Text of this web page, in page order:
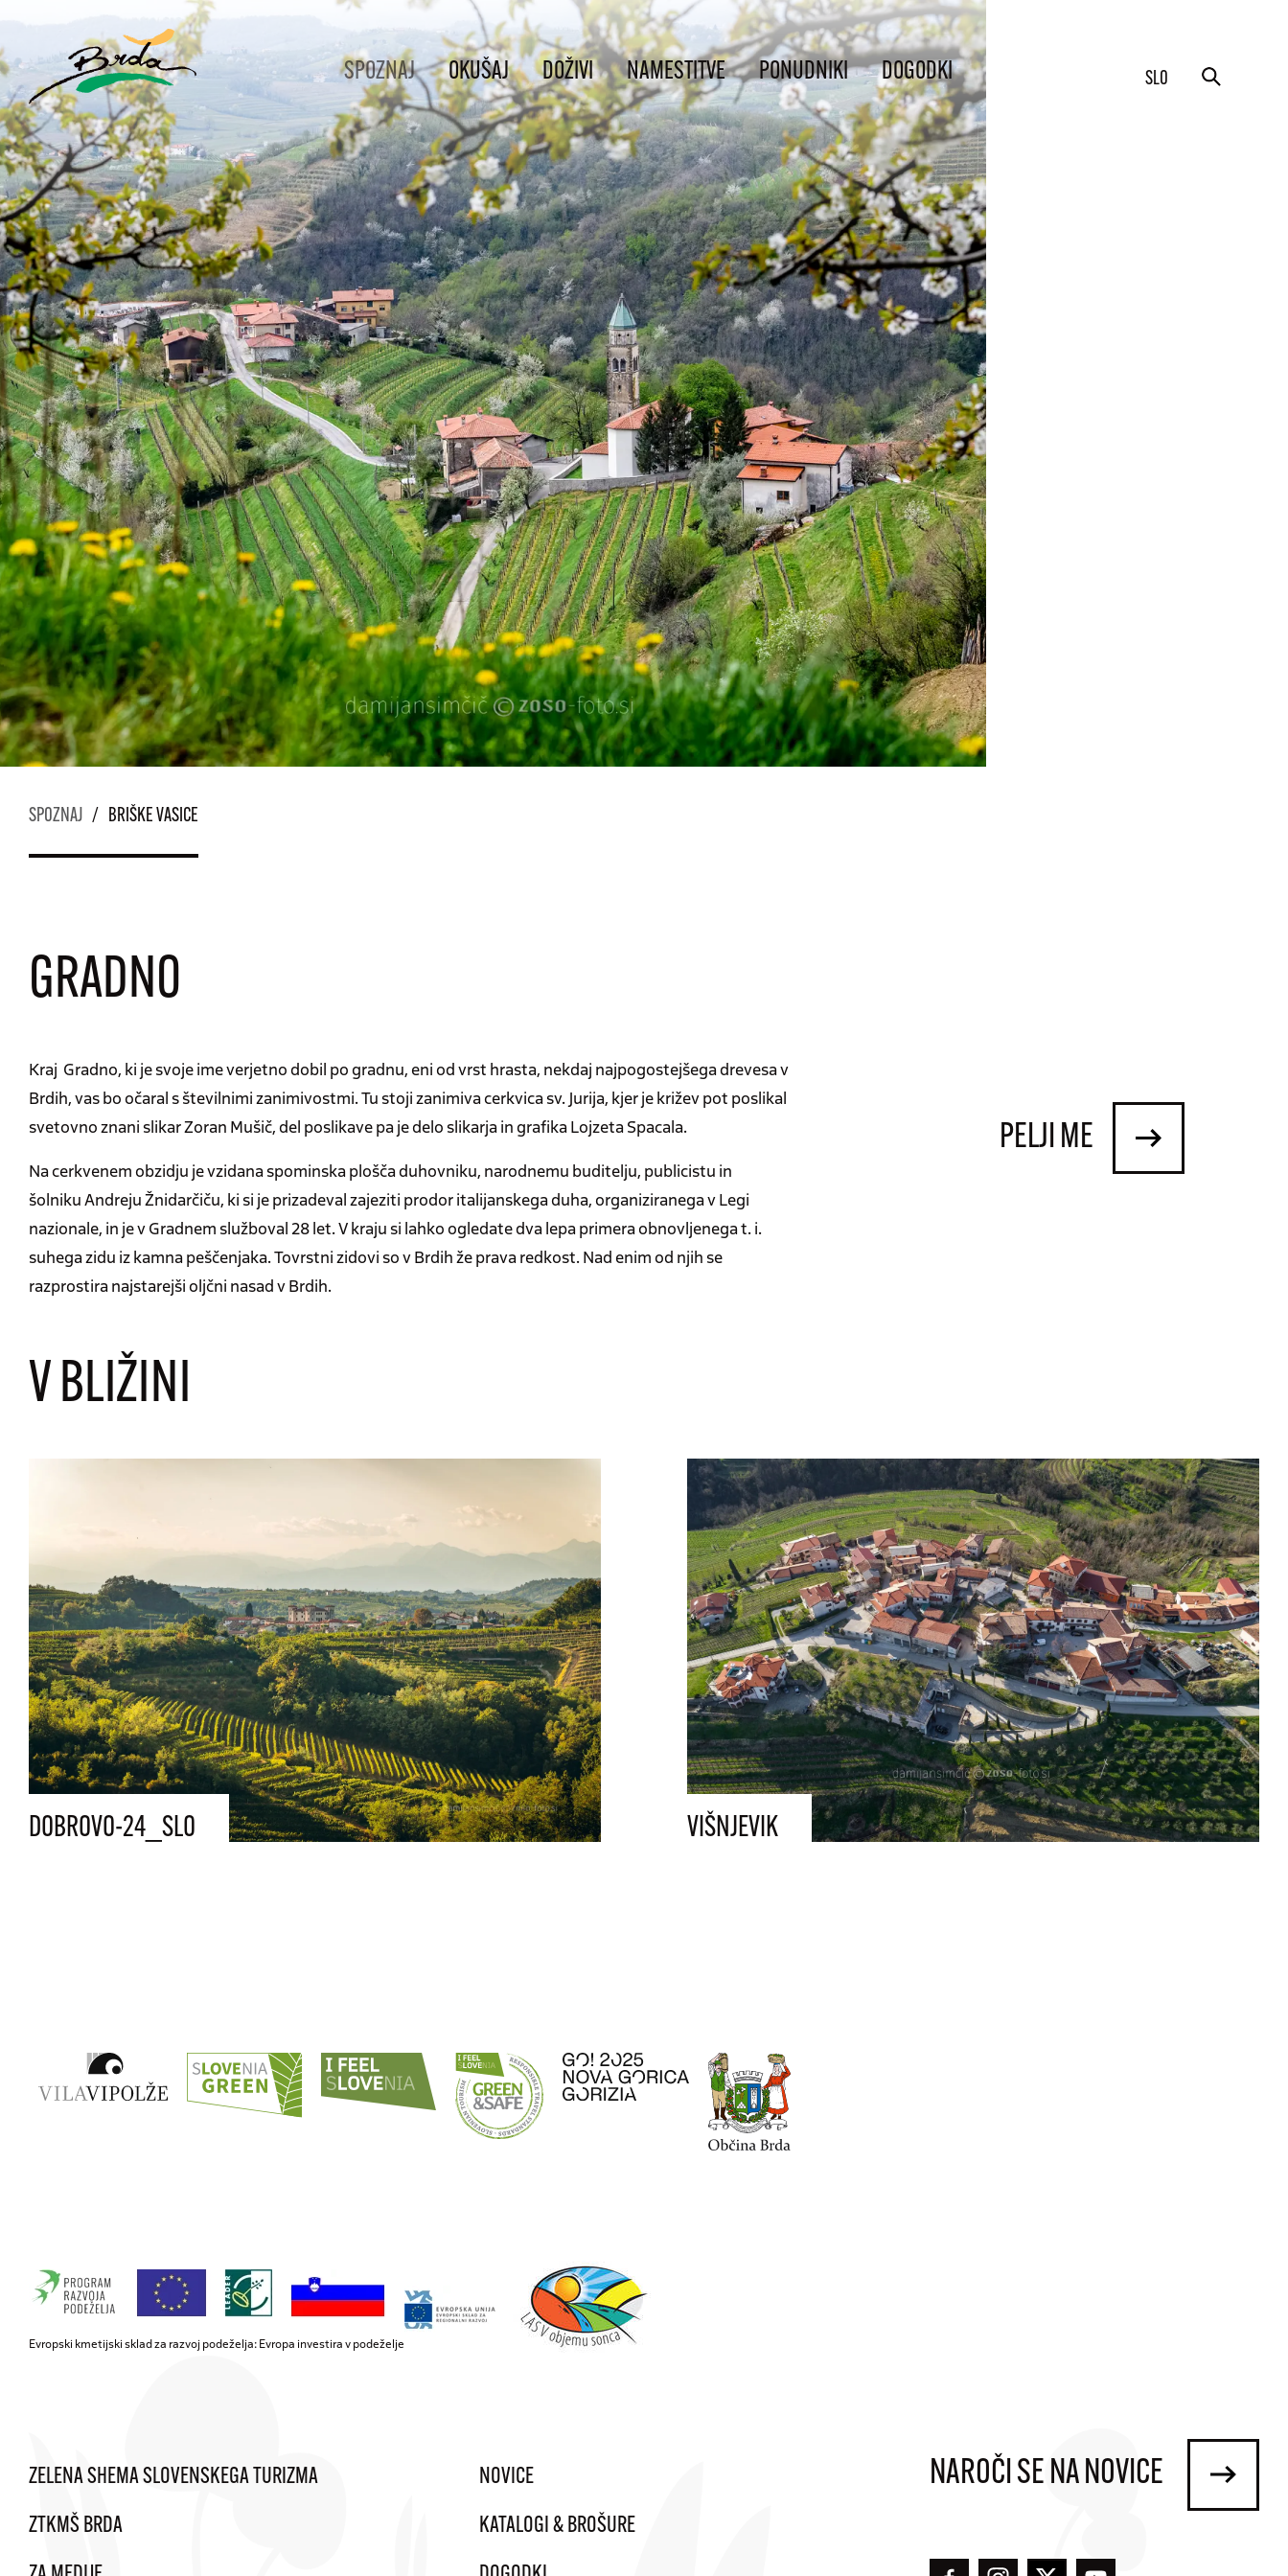
SLO
SPOZNAJ OKUŠAJ DOŽIVI NAMESTITVE PONUDNIKI DOGODKI
SPOZNAJ / BRIŠKE VASICE
GRADNO
Kraj Gradno, ki je svoje ime verjetno dobil po gradnu, eni od vrst hrasta, nekdaj najpogostejšega drevesa v
Brdih, vas bo očaral s številnimi zanimivostmi. Tu stoji zanimiva cerkvica sv. Jurija, kjer je križev pot poslikal
svetovno znani slikar Zoran Mušič, del poslikave pa je delo slikarja in grafika Lojzeta Spacala.
Na cerkvenem obzidju je vzidana spominska plošča duhovniku, narodnemu buditelju, publicistu in
šolniku Andreju Žnidarčiču, ki si je prizadeval zajeziti prodor italijanskega duha, organiziranega v Legi
nazionale, in je v Gradnem služboval 28 let. V kraju si lahko ogledate dva lepa primera obnovljenega t. i.
suhega zidu iz kamna peščenjaka. Tovrstni zidovi so v Brdih že prava redkost. Nad enim od njih se
razprostira najstarejši oljčni nasad v Brdih.
PELJI ME
V BLIŽINI
DOBROVO-24_SLO VIŠNJEVIK
Evropski kmetijski sklad za razvoj podeželja: Evropa investira v podeželje
ZELENA SHEMA SLOVENSKEGA TURIZMA
ZTKMŠ BRDA
NOVICE
KATALOGI & BROŠURE
NAROČI SE NA NOVICE